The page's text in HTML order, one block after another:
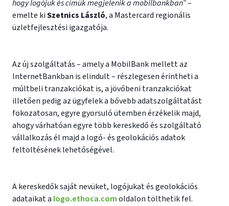
hogy logójuk és címük megjelenik a mobilbankban”–
emelte kiSzetnics László, a Mastercard regionális
üzletfejlesztési igazgatója.
Az új szolgáltatás – amely a MobilBank mellett az
InternetBankban is elindult – részlegesen érintheti a
múltbeli tranzakciókat is, a jövőbeni tranzakciókat
illetően pedig az ügyfelek a bővebb adatszolgáltatást
fokozatosan, egyre gyorsuló ütemben érzékelik majd,
ahogy várhatóan egyre több kereskedő és szolgáltató
vállalkozás él majd a logó- és geolokációs adatok
feltöltésének lehetőségével.
A kereskedők saját nevüket, logójukat és geolokációs
adataikat a logo.ethoca.comoldalon tölthetik fel.